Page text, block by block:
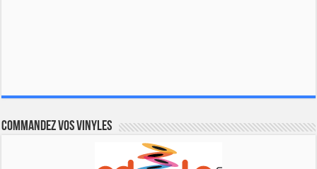
Commandez vos vinyles